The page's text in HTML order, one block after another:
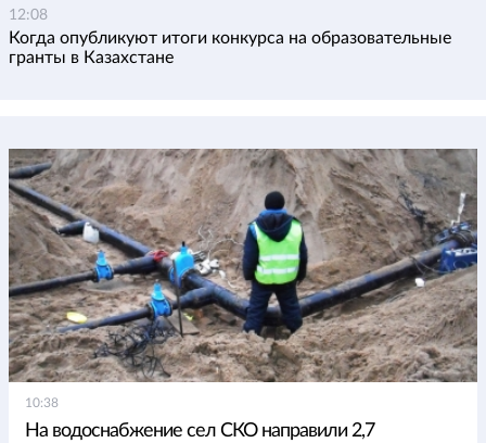
12:08
Когда опубликуют итоги конкурса на образовательные
гранты в Казахстане
10:38
На водоснабжение сел СКО направили 2,7